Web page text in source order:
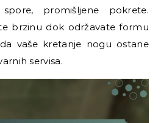
promišljene pokrete.
brzinu dok održavate formu
vaše kretanje nogu ostane
servisa.